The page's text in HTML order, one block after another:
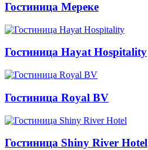
Гостиница Мереке
Гостиница Hayat Hospitality
Гостиница Royal BV
Гостиница Shiny River Hotel